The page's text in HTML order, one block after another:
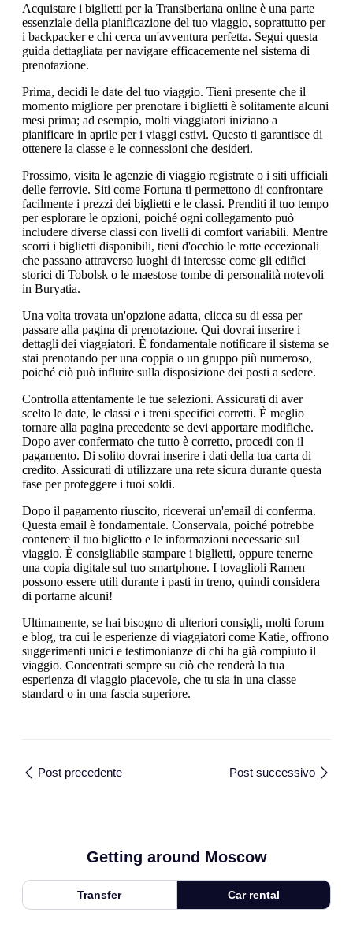
Acquistare i biglietti per la Transiberiana online è una parte
essenziale della pianificazione del tuo viaggio, soprattutto per
i backpacker e chi cerca un'avventura perfetta. Segui questa
guida dettagliata per navigare efficacemente nel sistema di
prenotazione.
Prima, decidi le date del tuo viaggio. Tieni presente che il
momento migliore per prenotare i biglietti è solitamente alcuni
mesi prima; ad esempio, molti viaggiatori iniziano a
pianificare in aprile per i viaggi estivi. Questo ti garantisce di
ottenere la classe e le connessioni che desideri.
Prossimo, visita le agenzie di viaggio registrate o i siti ufficiali
delle ferrovie. Siti come Fortuna ti permettono di confrontare
facilmente i prezzi dei biglietti e le classi. Prenditi il tuo tempo
per esplorare le opzioni, poiché ogni collegamento può
includere diverse classi con livelli di comfort variabili. Mentre
scorri i biglietti disponibili, tieni d'occhio le rotte eccezionali
che passano attraverso luoghi di interesse come gli edifici
storici di Tobolsk o le maestose tombe di personalità notevoli
in Buryatia.
Una volta trovata un'opzione adatta, clicca su di essa per
passare alla pagina di prenotazione. Qui dovrai inserire i
dettagli dei viaggiatori. È fondamentale notificare il sistema se
stai prenotando per una coppia o un gruppo più numeroso,
poiché ciò può influire sulla disposizione dei posti a sedere.
Controlla attentamente le tue selezioni. Assicurati di aver
scelto le date, le classi e i treni specifici corretti. È meglio
tornare alla pagina precedente se devi apportare modifiche.
Dopo aver confermato che tutto è corretto, procedi con il
pagamento. Di solito dovrai inserire i dati della tua carta di
credito. Assicurati di utilizzare una rete sicura durante questa
fase per proteggere i tuoi soldi.
Dopo il pagamento riuscito, riceverai un'email di conferma.
Questa email è fondamentale. Conservala, poiché potrebbe
contenere il tuo biglietto e le informazioni necessarie sul
viaggio. È consigliabile stampare i biglietti, oppure tenerne
una copia digitale sul tuo smartphone. I tovaglioli Ramen
possono essere utili durante i pasti in treno, quindi considera
di portarne alcuni!
Ultimamente, se hai bisogno di ulteriori consigli, molti forum
e blog, tra cui le esperienze di viaggiatori come Katie, offrono
suggerimenti unici e testimonianze di chi ha già compiuto il
viaggio. Concentrati sempre su ciò che renderà la tua
esperienza di viaggio piacevole, che tu sia in una classe
standard o in una fascia superiore.
Post precedente Post successivo
Getting around Moscow
Transfer Car rental